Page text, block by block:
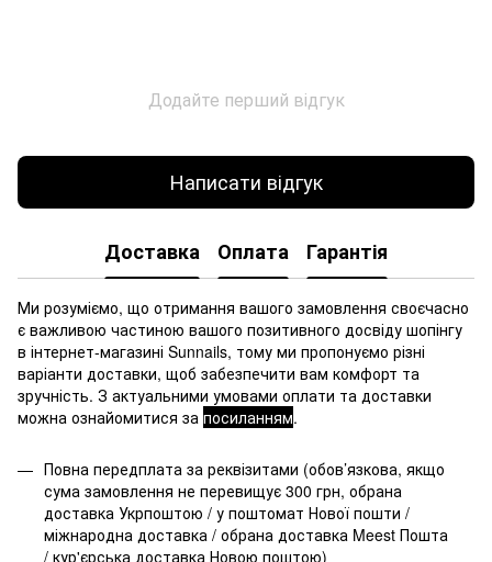
Додайте перший відгук
Написати відгук
Доставка Оплата Гарантія
Ми розуміємо, що отримання вашого замовлення своєчасно
є важливою частиною вашого позитивного досвіду шопінгу
в інтернет-магазині Sunnails, тому ми пропонуємо різні
варіанти доставки, щоб забезпечити вам комфорт та
зручність. З актуальними умовами оплати та доставки
можна ознайомитися за посиланням.
Повна передплата за реквізитами (обов’язкова, якщо
сума замовлення не перевищує 300 грн, обрана
доставка Укрпоштою / у поштомат Нової пошти /
міжнародна доставка / обрана доставка Meest Пошта
/ кур'єрська доставка Новою поштою)